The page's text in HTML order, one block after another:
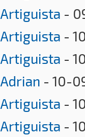
Artiguista -
Artiguista -
Artiguista -
Adrian - 10-
Artiguista -
Artiguista -